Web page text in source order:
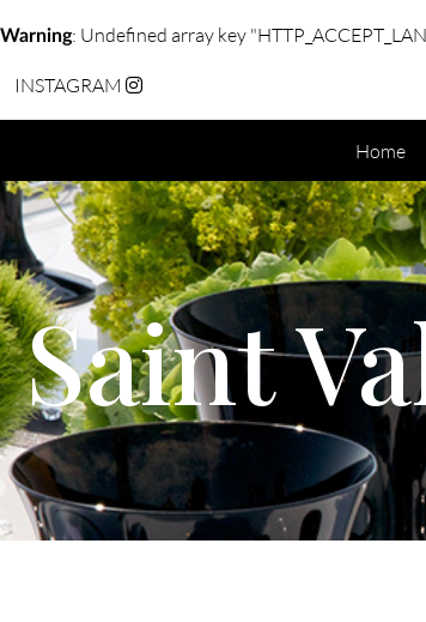
Warning: Undefined array key
INSTAGRAM
Home
Saint